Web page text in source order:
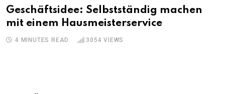
Geschäftsidee: Selbstständig machen
mit einem Hausmeisterservice
4 MINUTES READ 3054 VIEWS